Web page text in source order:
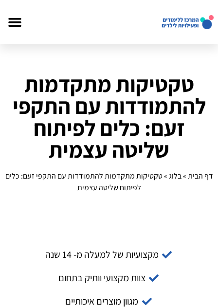
טקטיקות מתקדמות
להתמודדות עם התקפי
זעם: כלים לפיתוח
שליטה עצמית
דף הבית»בלוג»טקטיקות מתקדמות להתמודדות עם התקפי זעם: כלים
לפיתוח שליטה עצמית
מקצועיות של למעלה מ- 14 שנה
צוות מקצועי וותיק בתחום
מגוון מוצרים איכותיים